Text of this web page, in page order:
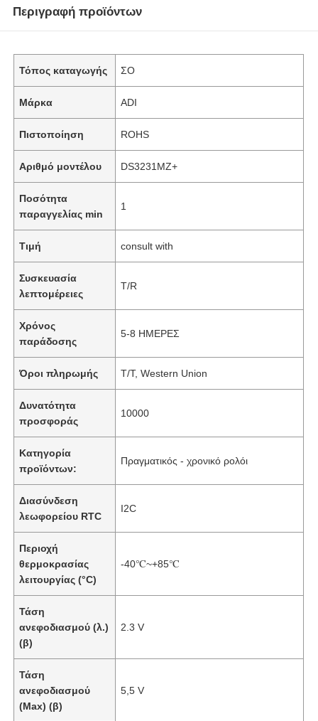
Περιγραφή προϊόντων
Τόπος καταγωγής ΣΟ
Μάρκα ADI
Πιστοποίηση ROHS
Αριθμό μοντέλου DS3231MZ+
Ποσότητα
παραγγελίας min
1
Τιμή consult with
Συσκευασία
λεπτομέρειες
T/R
Χρόνος
παράδοσης
5-8 ΗΜΕΡΕΣ
Όροι πληρωμής T/T, Western Union
Δυνατότητα
προσφοράς
10000
Κατηγορία
προϊόντων:
Πραγματικός - χρονικό ρολόι
Διασύνδεση
λεωφορείου RTC
I2C
Περιοχή
θερμοκρασίας
λειτουργίας (°C)
-40℃~+85℃
Τάση
ανεφοδιασμού (λ.)
(β)
2.3 V
Τάση
ανεφοδιασμού
(Max) (β)
5,5 V